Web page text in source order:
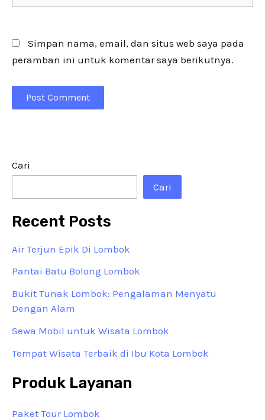
Simpan nama, email, dan situs web saya pada
peramban ini untuk komentar saya berikutnya.
Cari
Cari
Recent Posts
Air Terjun Epik Di Lombok
Pantai Batu Bolong Lombok
Bukit Tunak Lombok: Pengalaman Menyatu
Dengan Alam
Sewa Mobil untuk Wisata Lombok
Tempat Wisata Terbaik di Ibu Kota Lombok
Produk Layanan
Paket Tour Lombok